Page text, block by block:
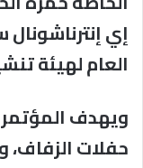
إي
العام لهيئة
ويهدف
حفلات